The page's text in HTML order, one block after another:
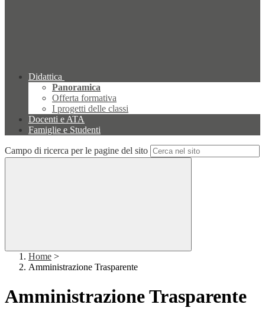
Didattica
Panoramica
Offerta formativa
I progetti delle classi
Docenti e ATA
Famiglie e Studenti
Campo di ricerca per le pagine del sito
Home >
Amministrazione Trasparente
Amministrazione Trasparente